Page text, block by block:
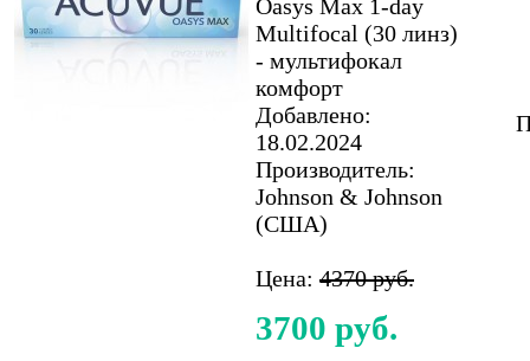
Oasys Max 1-day
Multifocal (30 линз)
- мультифокал
комфорт
Добавлено:
18.02.2024
Производитель:
Johnson & Johnson
(США)
Цена: 4370 руб.
3700 руб.